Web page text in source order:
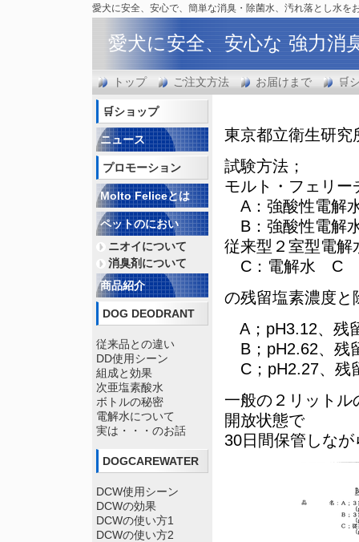
愛犬に安全、安心で、簡単な消臭・除菌水、汚れ落とし水を
愛犬に安全、安心な 強力
トップ ご注文方法 お届けまで 🛒
東京都立衛生研究
試験方法；
モルト・フェリ
A：強酸性電解
B：強酸性電解
従来型２室型電解
C：電解水 C
の残留塩素濃度と
A；pH3.12、残
B；pH2.62、残
C；pH2.27、残
一般の２リット
開放状態で
30日間保管しな
🛒ショップ
ニュース
プロモーション
Molto Feliceとは
ペットのにおい
ニオイについて
消臭剤について
商品紹介
DOG DEODRANT
従来品との違い
DD使用シーン
組成と効果
次亜塩素酸水
ボトルの秘密
電解水について
実は・・・のお話
DOGCAREWATER
DCW使用シーン
DCWの効果
DCWの使い方1
DCWの使い方2